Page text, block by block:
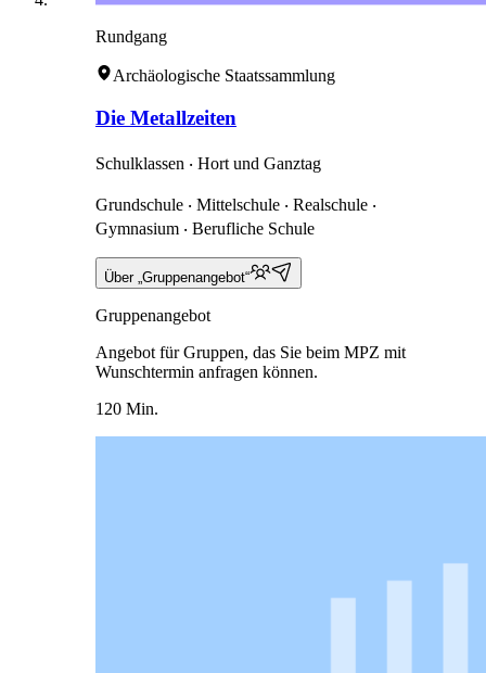
Rundgang
Archäologische Staatssammlung
Die Metallzeiten
Schulklassen ‧ Hort und Ganztag
Grundschule ‧ Mittelschule ‧ Realschule ‧
Gymnasium ‧ Berufliche Schule
Über „Gruppenangebot“
Gruppenangebot
Angebot für Gruppen, das Sie beim MPZ mit
Wunschtermin anfragen können.
120 Min.